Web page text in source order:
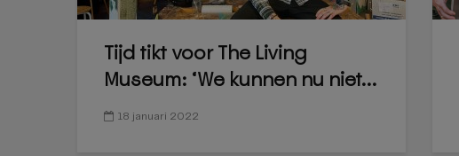
Tijd tikt voor The Living
Museum: ‘We kunnen nu niet...
18 januari 2022